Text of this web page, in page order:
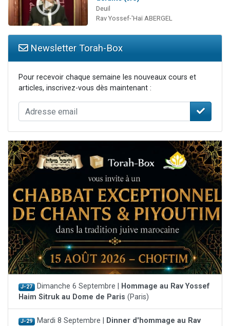
Deuil
Rav Yossef-'Haï ABERGEL
Newsletter Torah-Box
Pour recevoir chaque semaine les nouveaux cours et
articles, inscrivez-vous dès maintenant :
J-27 Dimanche 6 Septembre |
Hommage au Rav Yossef
Haim Sitruk au Dome de Paris (Paris)
J-29 Mardi 8 Septembre |
Dinner d'hommage au Rav